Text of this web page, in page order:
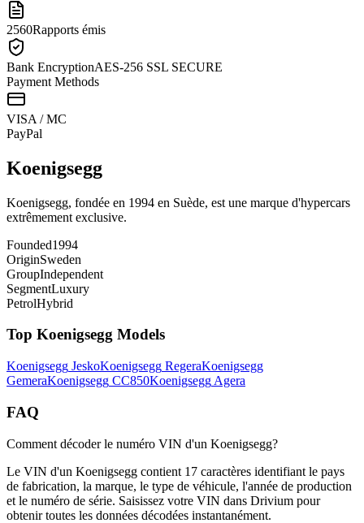
2560Rapports émis
Bank EncryptionAES-256 SSL SECURE
Payment Methods
VISA / MC
PayPal
Koenigsegg
Koenigsegg, fondée en 1994 en Suède, est une marque d'hypercars
extrêmement exclusive.
Founded1994
OriginSweden
GroupIndependent
SegmentLuxury
PetrolHybrid
Top Koenigsegg Models
Koenigsegg JeskoKoenigsegg RegeraKoenigsegg
GemeraKoenigsegg CC850Koenigsegg Agera
FAQ
Comment décoder le numéro VIN d'un Koenigsegg?
Le VIN d'un Koenigsegg contient 17 caractères identifiant le pays
de fabrication, la marque, le type de véhicule, l'année de production
et le numéro de série. Saisissez votre VIN dans Drivium pour
obtenir toutes les données décodées instantanément.